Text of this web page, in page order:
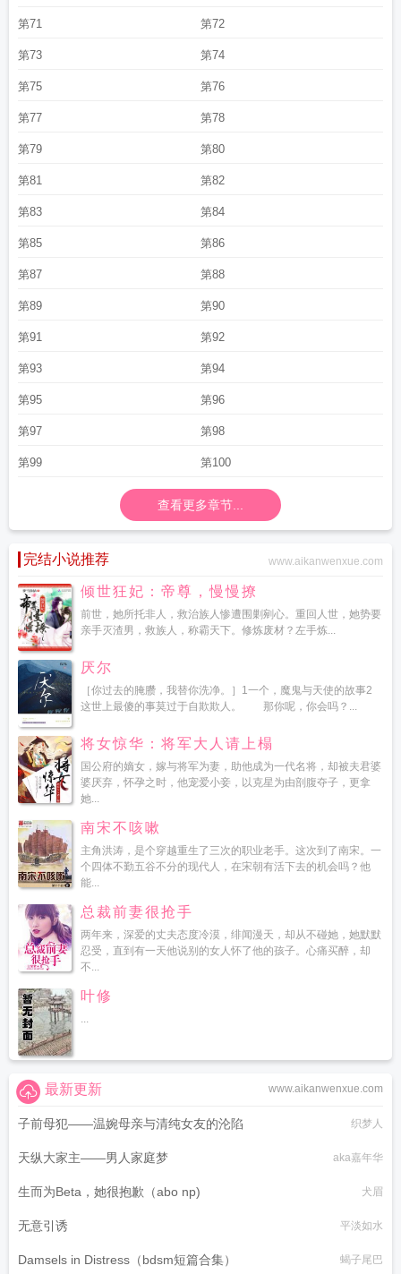
第71 第72
第73 第74
第75 第76
第77 第78
第79 第80
第81 第82
第83 第84
第85 第86
第87 第88
第89 第90
第91 第92
第93 第94
第95 第96
第97 第98
第99 第100
查看更多章节...
完结小说推荐 www.aikanwenxue.com
倾世狂妃：帝尊，慢慢撩
前世，她所托非人，救治族人惨遭围剿剜心。重回人世，她势要
亲手灭渣男，救族人，称霸天下。修炼废材？左手炼...
厌尔
［你过去的腌臜，我替你洗净。］1一个，魔鬼与天使的故事2
这世上最傻的事莫过于自欺欺人。 那你呢，你会吗？...
将女惊华：将军大人请上榻
国公府的嫡女，嫁与将军为妻，助他成为一代名将，却被夫君婆
婆厌弃，怀孕之时，他宠爱小妾，以克星为由剖腹夺子，更拿
她...
南宋不咳嗽
主角洪涛，是个穿越重生了三次的职业老手。这次到了南宋。一
个四体不勤五谷不分的现代人，在宋朝有活下去的机会吗？他
能...
总裁前妻很抢手
两年来，深爱的丈夫态度冷漠，绯闻漫天，却从不碰她，她默默
忍受，直到有一天他说别的女人怀了他的孩子。心痛买醉，却
不...
叶修
...
www.aikanwenxue.com
最新更新
子前母犯——温婉母亲与清纯女友的沦陷 织梦人
天纵大家主——男人家庭梦 aka嘉年华
生而为Beta，她很抱歉（abo np) 犬眉
无意引诱 平淡如水
Damsels in Distress（bdsm短篇合集） 蝎子尾巴